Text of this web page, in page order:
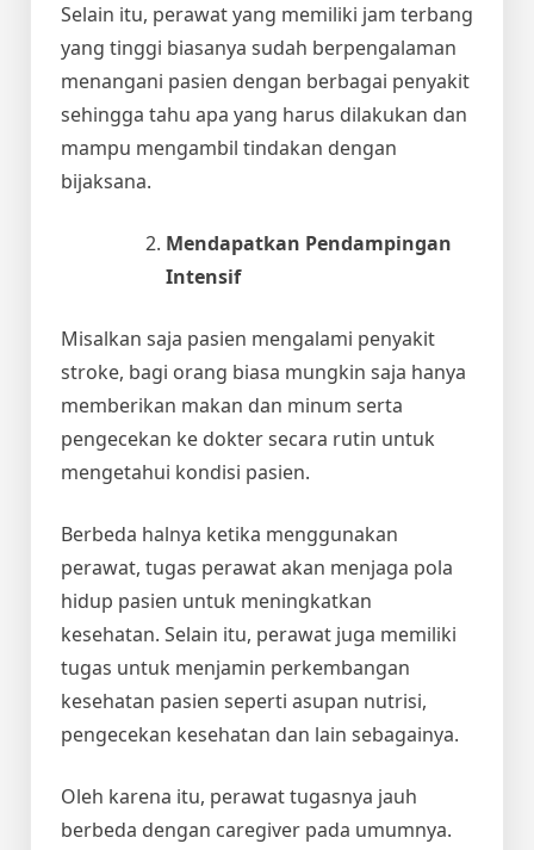
Selain itu, perawat yang memiliki jam terbang
yang tinggi biasanya sudah berpengalaman
menangani pasien dengan berbagai penyakit
sehingga tahu apa yang harus dilakukan dan
mampu mengambil tindakan dengan
bijaksana.
Mendapatkan Pendampingan
Intensif
Misalkan saja pasien mengalami penyakit
stroke, bagi orang biasa mungkin saja hanya
memberikan makan dan minum serta
pengecekan ke dokter secara rutin untuk
mengetahui kondisi pasien.
Berbeda halnya ketika menggunakan
perawat, tugas perawat akan menjaga pola
hidup pasien untuk meningkatkan
kesehatan. Selain itu, perawat juga memiliki
tugas untuk menjamin perkembangan
kesehatan pasien seperti asupan nutrisi,
pengecekan kesehatan dan lain sebagainya.
Oleh karena itu, perawat tugasnya jauh
berbeda dengan caregiver pada umumnya.